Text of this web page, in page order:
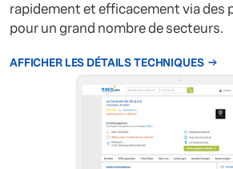
rapidement et efficacement via des
pour un grand nombre de secteurs.
AFFICHER LES DÉTAILS TECHNIQUES